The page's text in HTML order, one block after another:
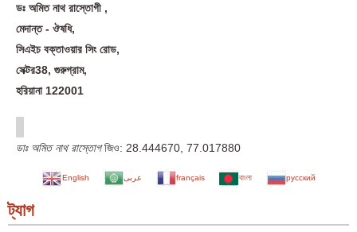
ডঃ অমিত নাথ রাস্তোগী ,
মেদান্ত - ঔষধি,
সিএইচ বক্তাওয়ার সিং রোড,
সেক্টর38, গুরুগ্রাম,
হরিয়ানা 122001
ডাঃ অমিত নাথ রাস্তোগজিও: 28.444670 77.017880
English عربى français বাংলা русский
ট্যাগ